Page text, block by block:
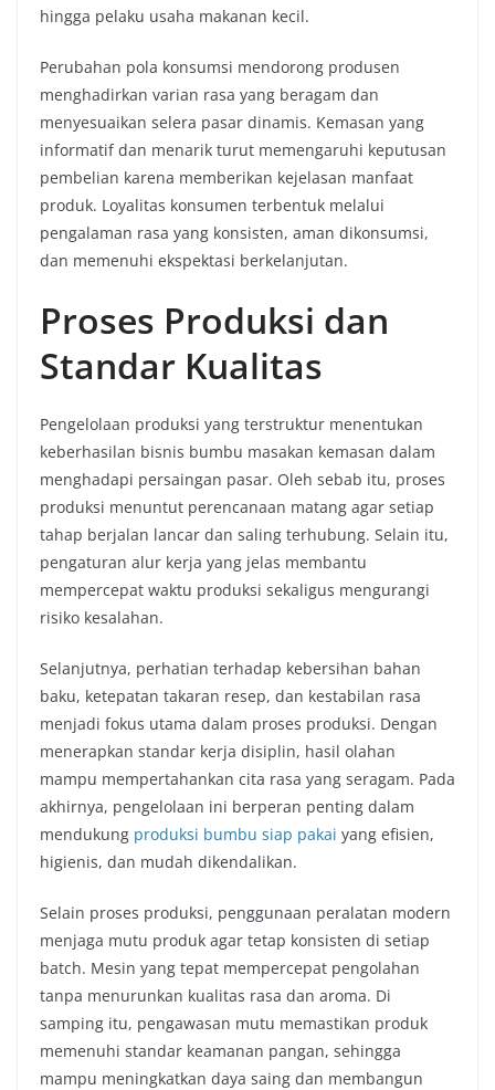
hingga pelaku usaha makanan kecil.
Perubahan pola konsumsi mendorong produsen
menghadirkan varian rasa yang beragam dan
menyesuaikan selera pasar dinamis. Kemasan yang
informatif dan menarik turut memengaruhi keputusan
pembelian karena memberikan kejelasan manfaat
produk. Loyalitas konsumen terbentuk melalui
pengalaman rasa yang konsisten, aman dikonsumsi,
dan memenuhi ekspektasi berkelanjutan.
Proses Produksi dan
Standar Kualitas
Pengelolaan produksi yang terstruktur menentukan
keberhasilan bisnis bumbu masakan kemasan dalam
menghadapi persaingan pasar. Oleh sebab itu, proses
produksi menuntut perencanaan matang agar setiap
tahap berjalan lancar dan saling terhubung. Selain itu,
pengaturan alur kerja yang jelas membantu
mempercepat waktu produksi sekaligus mengurangi
risiko kesalahan.
Selanjutnya, perhatian terhadap kebersihan bahan
baku, ketepatan takaran resep, dan kestabilan rasa
menjadi fokus utama dalam proses produksi. Dengan
menerapkan standar kerja disiplin, hasil olahan
mampu mempertahankan cita rasa yang seragam. Pada
akhirnya, pengelolaan ini berperan penting dalam
mendukung produksi bumbu siap pakai yang efisien,
higienis, dan mudah dikendalikan.
Selain proses produksi, penggunaan peralatan modern
menjaga mutu produk agar tetap konsisten di setiap
batch. Mesin yang tepat mempercepat pengolahan
tanpa menurunkan kualitas rasa dan aroma. Di
samping itu, pengawasan mutu memastikan produk
memenuhi standar keamanan pangan, sehingga
mampu meningkatkan daya saing dan membangun